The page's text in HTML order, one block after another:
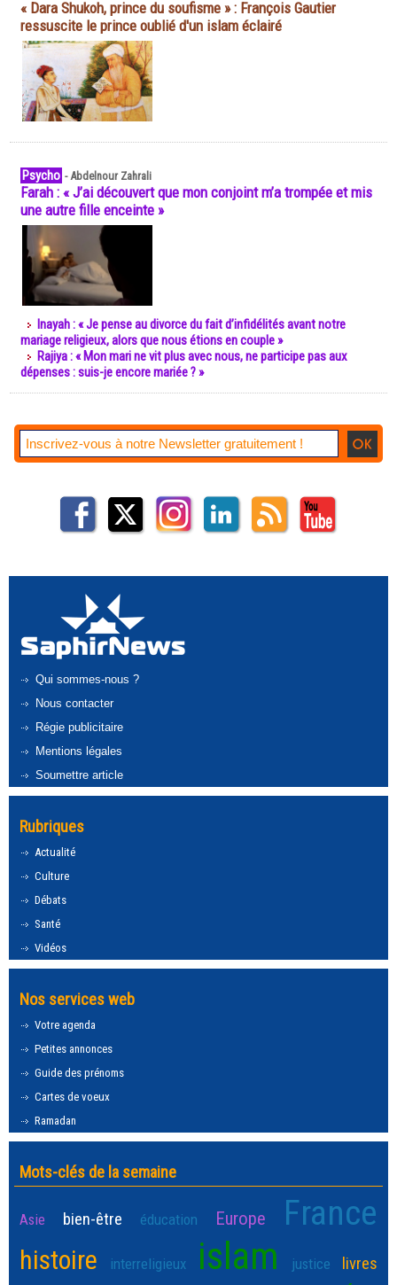
« Dara Shukoh, prince du soufisme » : François Gautier
ressuscite le prince oublié d'un islam éclairé
Psycho -Abdelnour Zahrali
Farah : « J’ai découvert que mon conjoint m’a trompée et mis
une autre fille enceinte »
Inayah : « Je pense au divorce du fait d’infidélités avant notre
mariage religieux, alors que nous étions en couple »
Rajiya : « Mon mari ne vit plus avec nous, ne participe pas aux
dépenses : suis-je encore mariée ? »
Qui sommes-nous ?
Nous contacter
Régie publicitaire
Mentions légales
Soumettre article
Rubriques
Actualité
Culture
Débats
Santé
Vidéos
Nos services web
Votre agenda
Petites annonces
Guide des prénoms
Cartes de voeux
Ramadan
Mots-clés de la semaine
Asie bien-être éducation Europe France
histoire interreligieux islam justice livres